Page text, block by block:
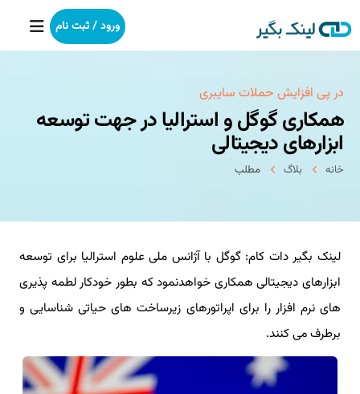
خانه
بکلینک
رپورتاژآگهی
خدمات ما
درباره ما
آموزش
ورود / ثبت نام
در پی افزایش حملات سایبری
همکاری گوگل و استرالیا در جهت توسعه
ابزارهای دیجیتالی
خانه بلاگ مطلب
لینک بگیر دات کام: گوگل با آژانس ملی علوم استرالیا برای توسعه
ابزارهای دیجیتالی همکاری خواهدنمود که بطور خودکار لطمه پذیری
های نرم افزار را برای اپراتورهای زیرساخت های حیاتی شناسایی و
برطرف می کنند.